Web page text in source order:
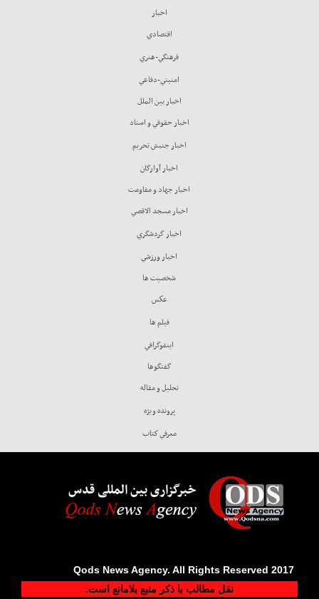
اخبار
اقتصادي
فرهنگي-هنري
امنيتي-دفاعي
اخبار بين الملل
اخبار حقوقي و اسناد
اخبار جنبش تحريم
اخبار آوارگان
اخبار جهاد و مقاومت
اخبار مسجد الاقصي
اخبار گردشگري
اخبار ورزشي
شخصيت ها
عكس
فيلم ها
اينفوگرافي
گفتگوها
تحليل و مقاله
پرونده ويژه
معرفي كتاب
خبرگزاری بین المللی قدس
2017 Qods News Agency. All Rights Reserved
نقل مطالب با ذکر منبع بلامانع است.